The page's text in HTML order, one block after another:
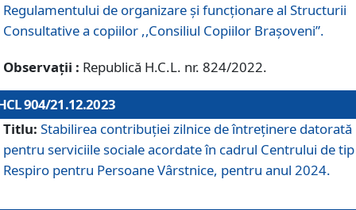
Regulamentului de organizare şi funcţionare al Structurii
Consultative a copiilor ,,Consiliul Copiilor Braşoveni”.
Observații : Republică H.C.L. nr. 824/2022.
904/21.12.2023
Titlu: Stabilirea contribuţiei zilnice de întreținere datorată
pentru serviciile sociale acordate în cadrul Centrului de tip
Respiro pentru Persoane Vârstnice, pentru anul 2024.